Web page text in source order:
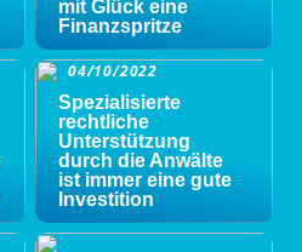
mit Glück eine
Finanzspritze
04/10/2022
Spezialisierte
rechtliche
Unterstützung
durch die Anwälte
ist immer eine gute
Investition